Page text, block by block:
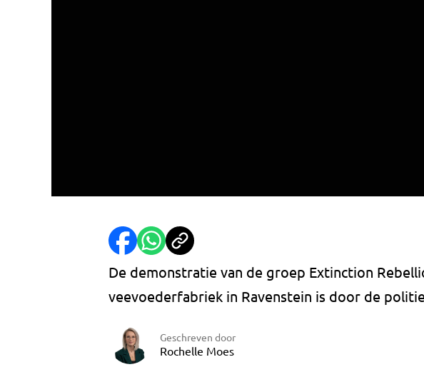
De demonstratie van de groep Extinction
veevoederfabriek in Ravenstein is door de
Geschreven door
Rochelle Moes